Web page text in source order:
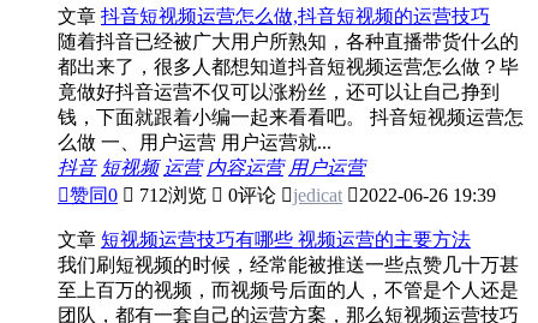
文章 抖音短视频运营怎么做,抖音短视频的运营技巧
随着抖音已经被广大用户所熟知，各种直播带货什么的
都出来了，很多人都想知道抖音短视频运营怎么做？毕
竟做好抖音运营不仅可以涨粉丝，还可以让自己挣到
钱，下面就跟着小编一起来看看吧。 抖音短视频运营怎
么做 一、用户运营 用户运营就...
抖音 短视频 运营 内容运营 用户运营
赞同0  712浏览  0评论 jedicat 2022-06-26 19:39
文章 短视频运营技巧有哪些 视频运营的主要方法
我们刷短视频的时候，经常能被推送一些点赞几十万甚
至上百万的视频，而视频号后面的人，不管是个人还是
团队，都有一套自己的运营方案，那么短视频运营技巧